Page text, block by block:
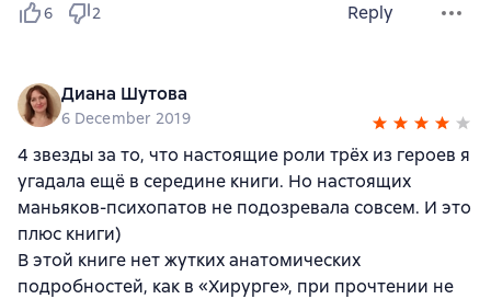
6 2 Reply
Диана Шутова
6 December 2019
4 звезды за то, что настоящие роли трёх из героев я
угадала ещё в середине книги. Но настоящих
маньяков-психопатов не подозревала совсем. И это
плюс книги)
В этой книге нет жутких анатомических
подробностей, как в «Хирурге», при прочтении не